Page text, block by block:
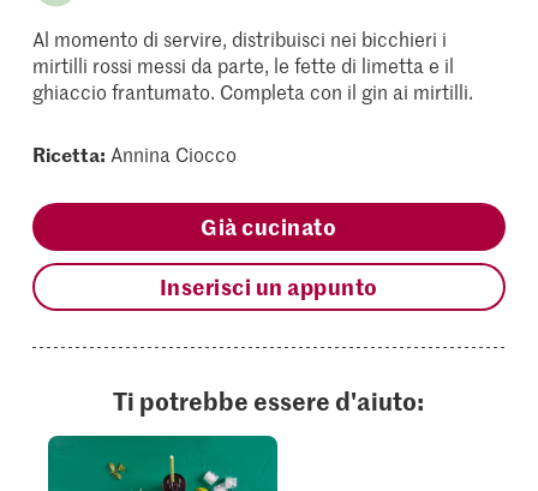
Al momento di servire, distribuisci nei bicchieri i
mirtilli rossi messi da parte, le fette di limetta e il
ghiaccio frantumato. Completa con il gin ai mirtilli.
Ricetta: Annina Ciocco
Già cucinato
Inserisci un appunto
Ti potrebbe essere d'aiuto: